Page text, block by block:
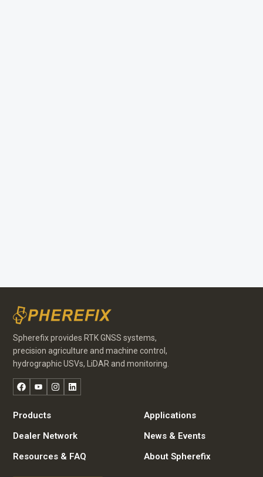
Spherefix provides RTK GNSS systems,
precision agriculture and machine control,
hydrographic USVs, LiDAR and monitoring.
FacebookYouTubeInstagram
LinkedIn
Products
Applications
Dealer Network
News & Events
Resources & FAQ
About Spherefix